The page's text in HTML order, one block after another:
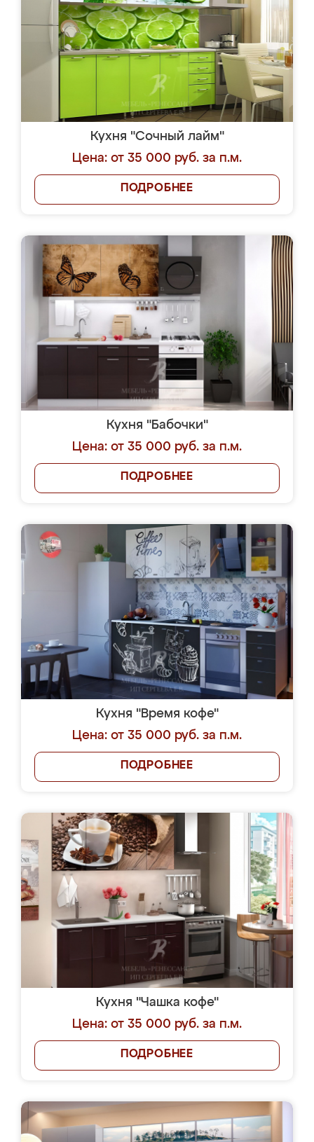
Кухня "Сочный лайм"
Цена: от 35 000 руб. за п.м.
ПОДРОБНЕЕ
Кухня "Бабочки"
Цена: от 35 000 руб. за п.м.
ПОДРОБНЕЕ
Кухня "Время кофе"
Цена: от 35 000 руб. за п.м.
ПОДРОБНЕЕ
Кухня "Чашка кофе"
Цена: от 35 000 руб. за п.м.
ПОДРОБНЕЕ